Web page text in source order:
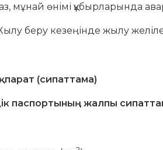
мұнай өнімі құбырларында
беру кезеңінде жылу
(сипаттама)
паспортының жалпы